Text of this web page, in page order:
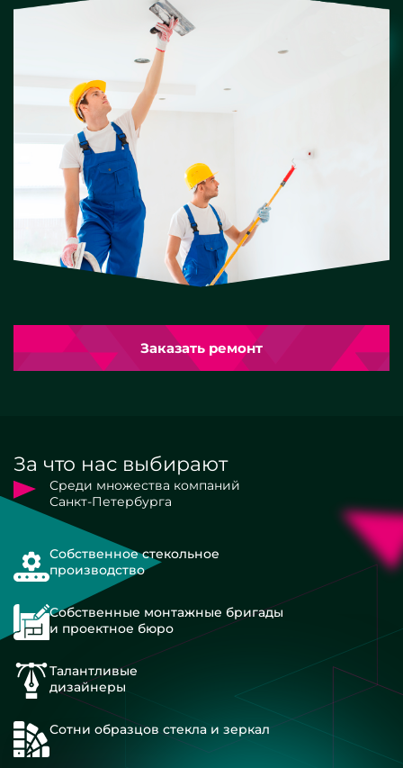
Заказать ремонт
За что нас выбирают
Среди множества компаний
Санкт-Петербурга
Собственное стекольное
производство
Собственные монтажные бригады
и проектное бюро
Талантливые
дизайнеры
Сотни образцов стекла и зеркал